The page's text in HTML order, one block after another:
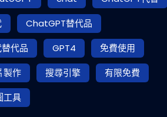
ChatGPT替代品
代品
GPT4
免費使用
製作 搜尋引擎
有限免費
工具